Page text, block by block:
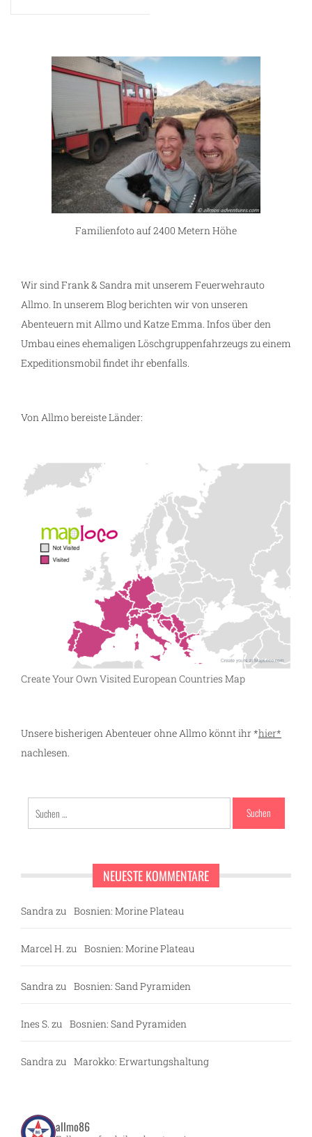
Familienfoto auf 2400 Metern Höhe
Wir sind Frank & Sandra mit unserem Feuerwehrauto
Allmo. In unserem Blog berichten wir von unseren
Abenteuern mit Allmo und Katze Emma. Infos über den
Umbau eines ehemaligen Löschgruppenfahrzeugs zu einem
Expeditionsmobil findet ihr ebenfalls.
Von Allmo bereiste Länder:
Create Your Own Visited European Countries Map
Unsere bisherigen Abenteuer ohne Allmo könnt ihr *hier*
nachlesen.
Suchen
nach:
NEUESTE KOMMENTARE
Sandra zu Bosnien: Morine Plateau
Marcel H. zu Bosnien: Morine Plateau
Sandra zu Bosnien: Sand Pyramiden
Ines S. zu Bosnien: Sand Pyramiden
Sandra zu Marokko: Erwartungshaltung
allmo86